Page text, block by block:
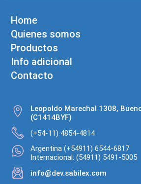
Home
Quienes somos
Productos
Info adicional
Contacto
Leopoldo Marechal 1308,
(C1414BYF)
(+54-11) 4854-4814
Argentina (+54911) 6544-6817
Internacional: (54911) 5491-5005
info@dev.sabilex.com